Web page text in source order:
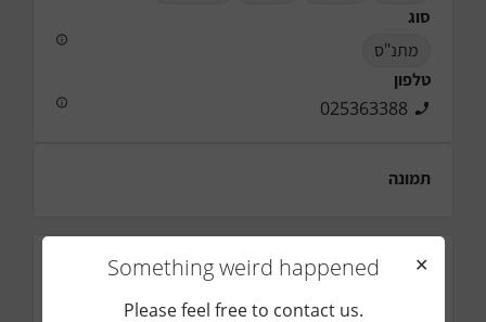
סוג
מתנ"ס
טלפון
025363388
תמונה
כתובת
Something weird happened
✕
Please feel free to contact us.